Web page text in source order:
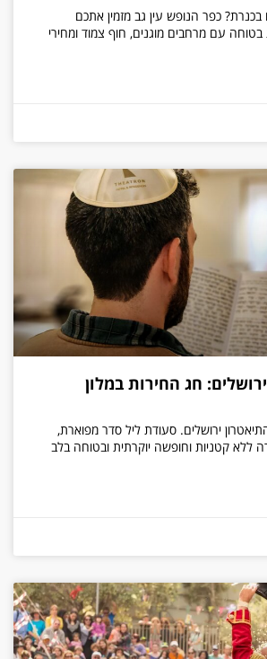
כפר הנופש עין גב מזמין אתכם
עם מרחבים מוגנים, חוף צמוד ומחירי
חג החירות במלון
ירושלים. סעודת ליל סדר מפוארת,
ללא קטניות וחופשה יוקרתית ובטוחה בלב